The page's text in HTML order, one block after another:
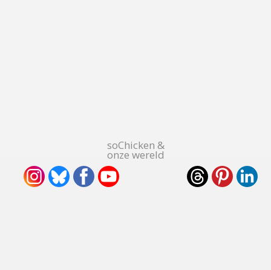
soChicken &
onze wereld